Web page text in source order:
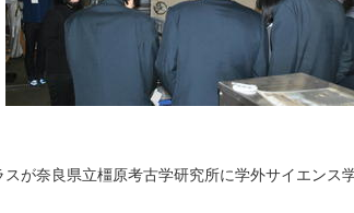
が奈良県立橿原考古学研究所に学外サイエンス